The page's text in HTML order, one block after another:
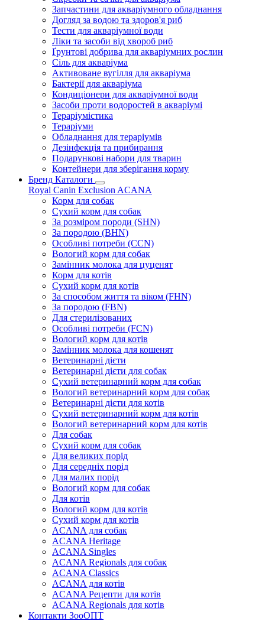
Запчастини для акваріумного обладнання
Догляд за водою та здоров'я риб
Тести для акваріумної води
Ліки та засоби від хвороб риб
Ґрунтові добрива для акваріумних рослин
Сіль для акваріума
Активоване вугілля для акваріума
Бактерії для акваріума
Кондиціонери для акваріумної води
Засоби проти водоростей в акваріумі
Тераріумістика
Тераріуми
Обладнання для тераріумів
Дезінфекція та прибирання
Подарункові набори для тварин
Контейнери для зберігання корму
Бренд Каталоги
Royal Canin Exclusion ACANA
Корм для собак
Сухий корм для собак
За розміром породи (SHN)
За породою (BHN)
Особливі потреби (CCN)
Вологий корм для собак
Замінник молока для цуценят
Корм для котів
Сухий корм для котів
За способом життя та віком (FHN)
За породою (FBN)
Для стерилізованих
Особливі потреби (FCN)
Вологий корм для котів
Замінник молока для кошенят
Ветеринарні дієти
Ветеринарні дієти для собак
Сухий ветеринарний корм для собак
Вологий ветеринарний корм для собак
Ветеринарні дієти для котів
Сухий ветеринарний корм для котів
Вологий ветеринарний корм для котів
Для собак
Сухий корм для собак
Для великих порід
Для середніх порід
Для малих порід
Вологий корм для собак
Для котів
Вологий корм для котів
Сухий корм для котів
ACANA для собак
ACANA Heritage
ACANA Singles
ACANA Regionals для собак
ACANA Classics
ACANA для котів
ACANA Рецепти для котів
ACANA Regionals для котів
Контакти ЗооОПТ